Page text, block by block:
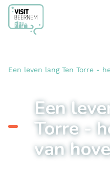
Een leven lang Ten Torre -
Een
Torre -
van